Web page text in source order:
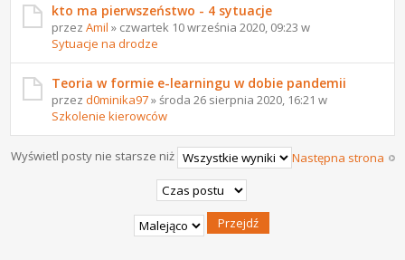
kto ma pierwszeństwo - 4 sytuacje
przezAmil » czwartek 10 września 2020, 09:23 w
Sytuacje na drodze
Teoria w formie e-learningu w dobie pandemii
przezd0minika97» środa 26 sierpnia 2020, 16:21 w
Szkolenie kierowców
Następna strona
Wyświetl posty nie starsze niż